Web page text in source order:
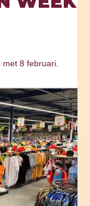
8 februari.